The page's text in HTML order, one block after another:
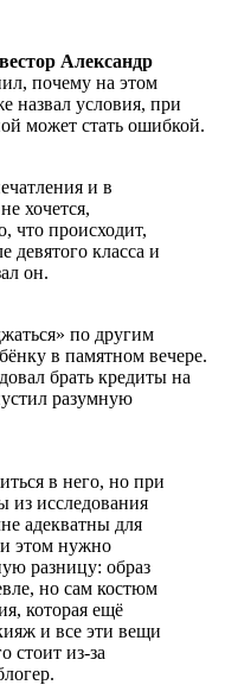
Александр
почему на этом
назвал условия, при
может стать ошибкой.
и в
хочется,
что происходит,
девятого класса и
он.
по другим
в памятном вечере.
брать кредиты на
разумную
в него, но при
из исследования
адекватны для
этом нужно
разницу: образ
но сам костюм
которая ещё
и все эти вещи
стоит из-за